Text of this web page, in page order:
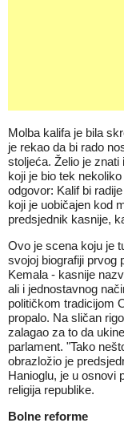
Molba kalifa je bila
je rekao da bi rado
stoljeća. Želio je znati
koji je bio tek
odgovor: Kalif bi
koji je uobičajen kod
predsjednik kasnije,
Ovo je scena koju je
svojoj biografiji prvog
Kemala - kasnije
ali i jednostavnog
političkom tradicijom
propalo. Na sličan
zalagao za to da
parlament. "Tako
obrazložio je
Hanioglu, je u osnovi
religija republike.
Bolne reforme